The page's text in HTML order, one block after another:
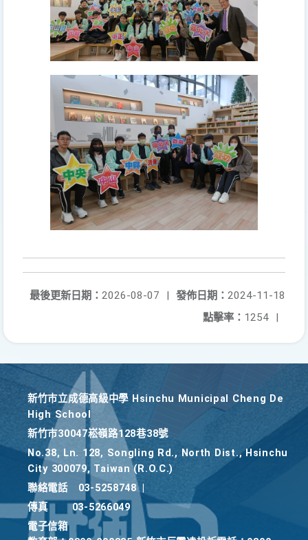
發佈日期： 2024-11-18
最後更新日期： 2026-08-07
|
點擊率： 1254 |
新竹巿立成德高級中學 Hsinchu Municipal Cheng De
High School
新竹巿30047崧嶺路128巷38號
No.38, Ln. 128, Songling Rd., North Dist., Hsinchu
City 300079, Taiwan (R.O.C.)
聯絡電話
03-5258748
傳真
03-5266049
電子信箱